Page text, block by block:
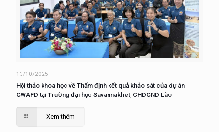
13/10/2025
Hội thảo khoa học về Thẩm định kết quả khảo sát của dự án
CWAFD tại Trường đại học Savannakhet, CHDCND Lào
Xem thêm